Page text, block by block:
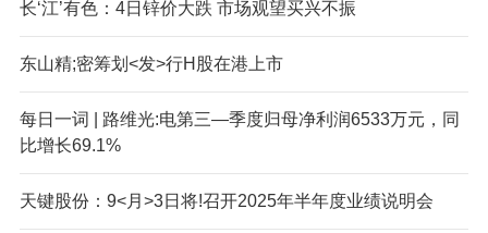
长‘江’有色：4日锌价大跌 市场观望买兴不振
东山精;密筹划<发>行H股在港上市
每日一词 | 路维光:电第三—季度归母净利润6533万元，同
比增长69.1%
天键股份：9<月>3日将!召开2025年半年度业绩说明会